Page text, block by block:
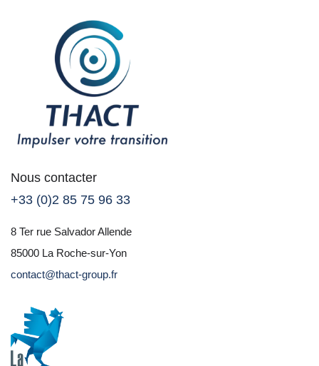
Nous contacter
+33 (0)2 85 75 96 33
8 Ter rue Salvador Allende
85000 La Roche-sur-Yon
contact@thact-group.fr